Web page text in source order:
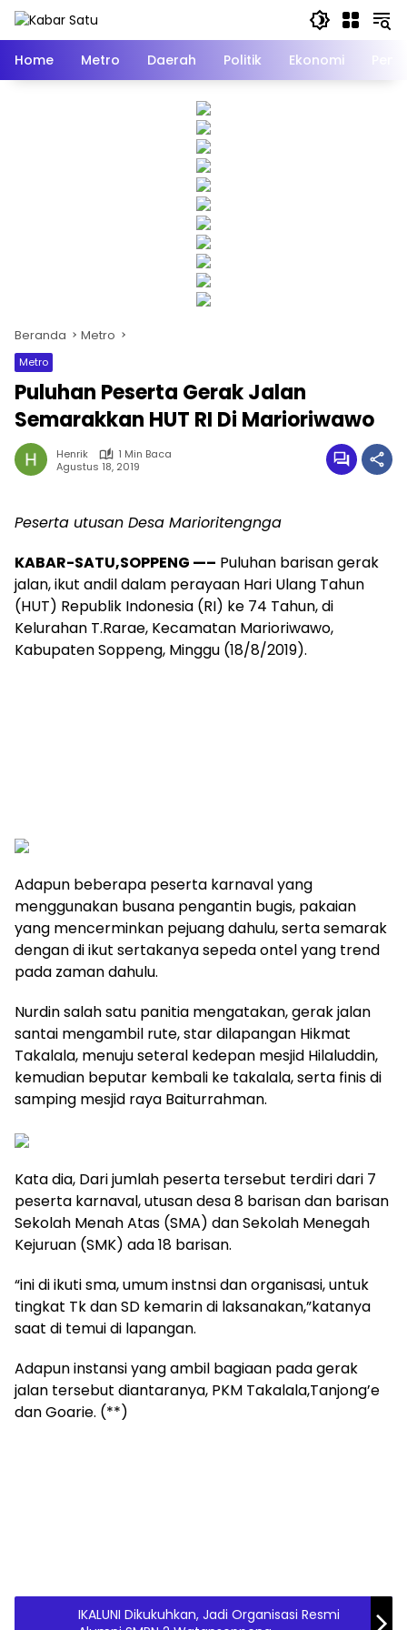
Langsung
Home Metro Daerah Politik Ekonomi
Beranda Metro
Metro
Puluhan Peserta Gerak Jalan
Semarakkan HUT RI Di Marioriwawo
Henrik
1 Min Baca
Agustus 18, 2019
Peserta utusan Desa Marioritengnga
KABAR-SATU,SOPPENG —– Puluhan barisan gerak
jalan, ikut andil dalam perayaan Hari Ulang Tahun
(HUT) Republik Indonesia (RI) ke 74 Tahun, di
Kelurahan T.Rarae, Kecamatan Marioriwawo,
Kabupaten Soppeng, Minggu (18/8/2019).
Adapun beberapa peserta karnaval yang
menggunakan busana pengantin bugis, pakaian
yang mencerminkan pejuang dahulu, serta semarak
dengan di ikut sertakanya sepeda ontel yang trend
pada zaman dahulu.
Nurdin salah satu panitia mengatakan, gerak jalan
santai mengambil rute, star dilapangan Hikmat
Takalala, menuju seteral kedepan mesjid Hilaluddin,
kemudian beputar kembali ke takalala, serta finis di
samping mesjid raya Baiturrahman.
Kata dia, Dari jumlah peserta tersebut terdiri dari 7
peserta karnaval, utusan desa 8 barisan dan barisan
Sekolah Menah Atas (SMA) dan Sekolah Menegah
Kejuruan (SMK) ada 18 barisan.
“ini di ikuti sma, umum instnsi dan organisasi, untuk
tingkat Tk dan SD kemarin di laksanakan,”katanya
saat di temui di lapangan.
Adapun instansi yang ambil bagiaan pada gerak
jalan tersebut diantaranya, PKM Takalala,Tanjong’e
dan Goarie. (**)
IKALUNI Dikukuhkan, Jadi Organisasi Resmi